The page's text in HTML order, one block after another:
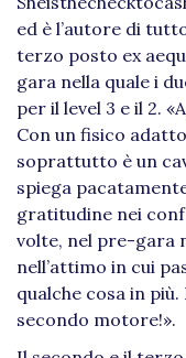
ed è l’autore di
terzo posto ex
gara nella quale i
per il level 3 e il 2.
Con un fisico
soprattutto è un
spiega
gratitudine nei
volte, nel pre-gara
nell’attimo in cui
qualche cosa in
secondo motore!».